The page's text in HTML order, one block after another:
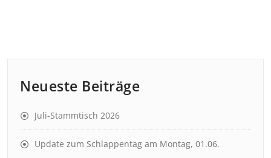
Neueste Beiträge
Juli-Stammtisch 2026
Update zum Schlappentag am Montag, 01.06.